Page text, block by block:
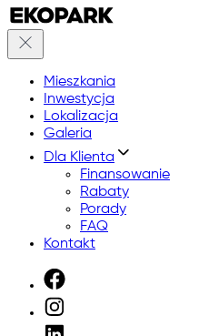
Mieszkania
Inwestycja
Lokalizacja
Galeria
Dla Klienta
Finansowanie
Rabaty
Porady
FAQ
Kontakt